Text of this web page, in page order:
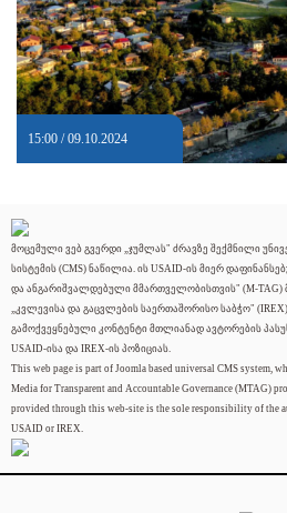
15:00 / 09.10.2024
მოცემული ვებ გვერდი „ჯუმლას" ძრავზე შექმნილი
სისტემის (CMS) ნაწილია. ის USAID-ის მიერ
და ანგარიშვალდებული მმართველობისთვის" (M-TAG)
„კვლევისა და გაცვლების საერთაშორისო საბჭო"
გამოქვეყნებული კონტენტი მთლიანად ავტორების
USAID-ისა და IREX-ის პოზიციას.
This web page is part of Joomla based universal CMS system,
Media for Transparent and Accountable Governance (MTAG)
provided through this web-site is the sole responsibility of the
USAID or IREX.